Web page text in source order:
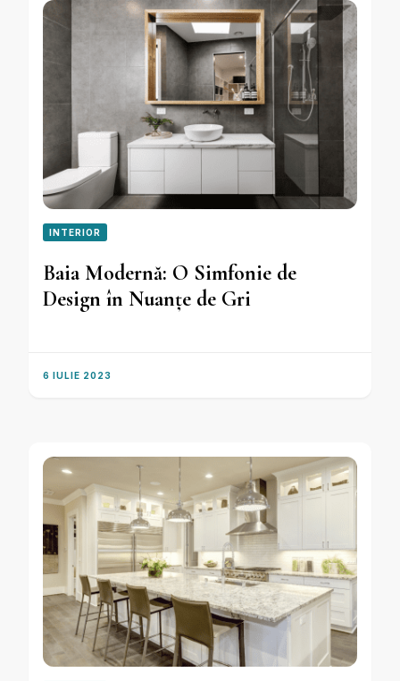
INTERIOR
Baia Modernă: O Simfonie de
Design în Nuanțe de Gri
6 IULIE 2023